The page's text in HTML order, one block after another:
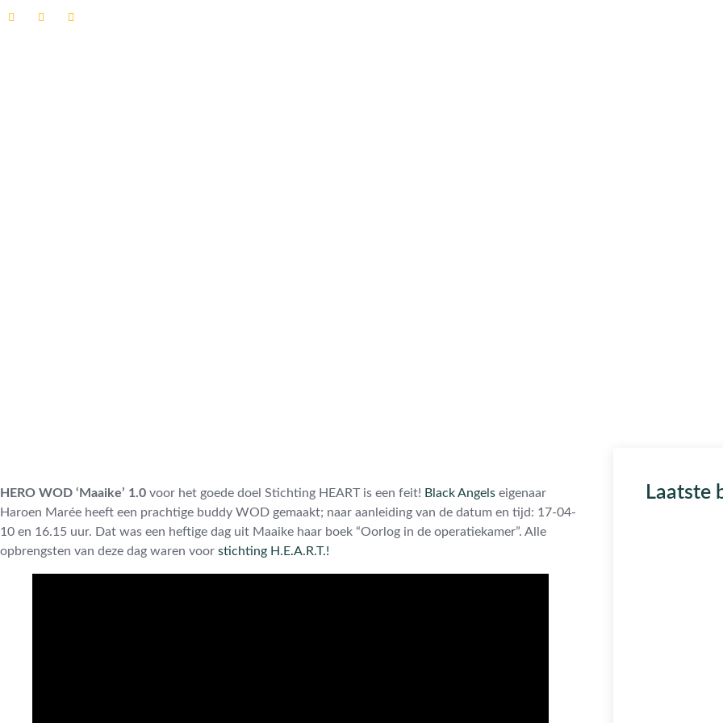
HERO WOD ‘Maaike’ 1.0 voor het goede doel Stichting HEART is een feit! Black Angels eigenaar
Haroen Marée heeft een prachtige buddy WOD gemaakt; naar aanleiding van de datum en tijd: 17-04-
10 en 16.15 uur. Dat was een heftige dag uit Maaike haar boek “Oorlog in de operatiekamer”. Alle
opbrengsten van deze dag waren voor stichting H.E.A.R.T.!
Laatste